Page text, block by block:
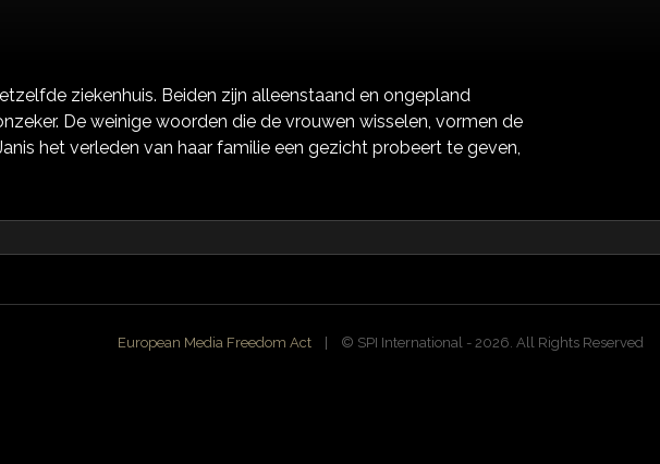
ziekenhuis. Beiden zijn alleenstaand en ongepland
De weinige woorden die de vrouwen wisselen, vormen de
het verleden van haar familie een gezicht probeert te geven,
European Media Freedom Act | ©️ SPI International - 2026. All Rights Reserved